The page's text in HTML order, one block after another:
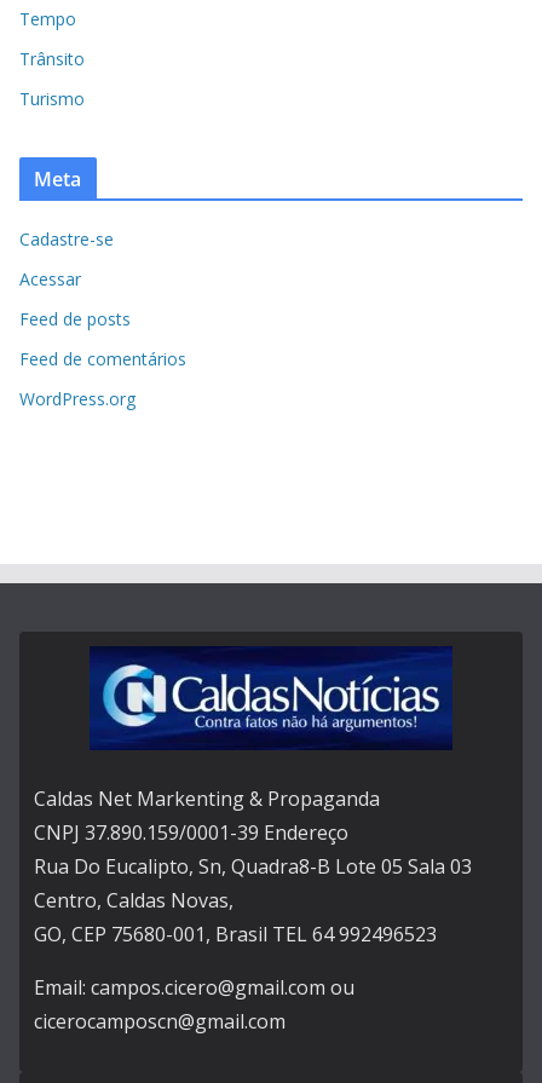
Tempo
Trânsito
Turismo
Meta
Cadastre-se
Acessar
Feed de posts
Feed de comentários
WordPress.org
Caldas Net Markenting & Propaganda
CNPJ 37.890.159/0001-39 Endereço
Rua Do Eucalipto, Sn, Quadra8-B Lote 05 Sala 03
Centro, Caldas Novas,
GO, CEP 75680-001, Brasil TEL 64 992496523
Email: campos.cicero@gmail.com ou
cicerocamposcn@gmail.com